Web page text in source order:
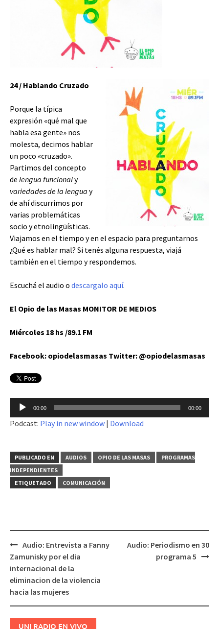
24 / Hablando Cruzado
Porque la típica
expresión «qué mal que
habla esa gente» nos
molesta, decimos hablar
un poco «cruzado».
Partimos del concepto
de lengua funcionaly
variedades de la lengua y
de ahí discurrimos por
varias problemáticas
socio y etnolingüísticas.
Viajamos en el tiempo y en el espacio para preguntarnos
¿Qué es hablar mal? Si tenés alguna respuesta, viajá
también en el tiempo y respondemos.
Escuchá el audio o descargalo aquí.
El Opio de las Masas MONITOR DE MEDIOS
Miércoles 18 hs /89.1 FM
Facebook: opiodelasmasas Twitter: @opiodelasmasas
Reproductor
de
audio
00:00 00:00
Podcast: Play in new window | Download
PUBLICADO EN AUDIOS OPIO DE LAS MASAS
PROGRAMAS
INDEPENDIENTES
ETIQUETADO
COMUNICACIÓN
Navegación
de
entradas
Audio: Entrevista a Fanny
Zamunisky por el dia
internacional de la
eliminacion de la violencia
hacia las mujeres
Audio: Periodismo en 30
programa 5
UNI RADIO EN VIVO